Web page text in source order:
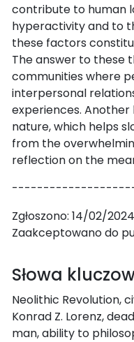
contribute to human
hyperactivity and to
these factors
The answer to these
communities where
interpersonal
experiences.
nature, which helps
from the
reflection on the
Zgłoszono: 14/02/
Zaakceptowano do
Słowa
Neolithic Revolution,
Konrad Z. Lorenz,
man, ability to